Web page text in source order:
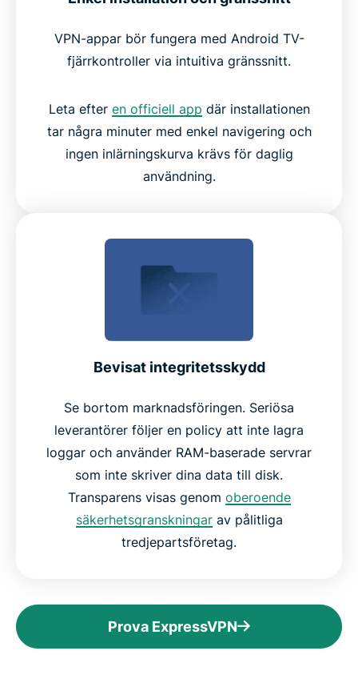
VPN-appar bör fungera med Android TV-
fjärrkontroller via intuitiva gränssnitt.
Leta efter en officiell app där installationen
tar några minuter med enkel navigering och
ingen inlärningskurva krävs för daglig
användning.
Bevisat integritetsskydd
Se bortom marknadsföringen. Seriösa
leverantörer följer en policy att inte lagra
loggar och använder RAM-baserade servrar
som inte skriver dina data till disk.
Transparens visas genom oberoende
säkerhetsgranskningarav pålitliga
tredjepartsföretag.
Prova ExpressVPN